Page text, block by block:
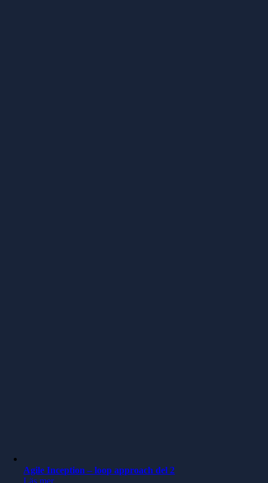
Agile Inception – loop approach del 2
Läs mer